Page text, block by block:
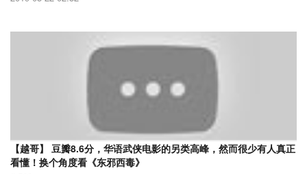
【越哥】 豆瓣8.6分，华语武侠电影的另类高峰，然而很少有人真正
看懂！换个角度看《东邪西毒》